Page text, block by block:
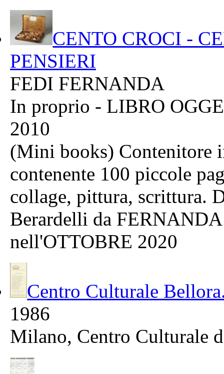
CENTO CROCI -
PENSIERI
FEDI FERNANDA
In proprio - LIBRO
2010
(Mini books) Contenitore
contenente 100 piccole
collage, pittura, scrittura.
Berardelli da
nell'OTTOBRE 2020
Centro Culturale
1986
Milano, Centro Culturale